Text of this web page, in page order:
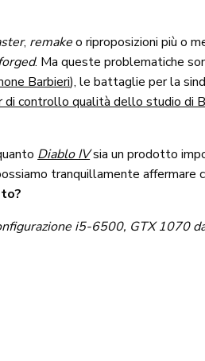
, remakeo riproposizioni più o
. Ma queste problematiche
Barbieri), le battaglie per la
di controllo qualità dello studio di
Diablo IVsia un prodotto
tranquillamente affermare
i5-6500, GTX 1070